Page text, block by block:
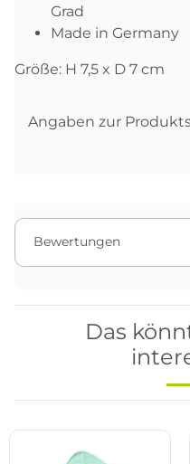
Grad
Made in Germany
Größe: H 7,5 x D 7 cm
Angaben zur
Bewertungen
Das